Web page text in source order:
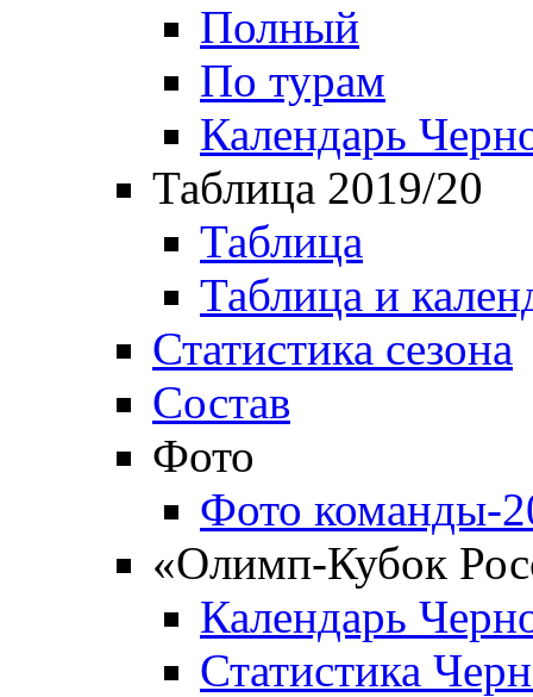
Полный
По турам
Календарь
Таблица 2019/20
Таблица
Таблица и
Статистика сезона
Состав
Фото
Фото команды-
«Олимп-Кубок
Календарь
Статистика